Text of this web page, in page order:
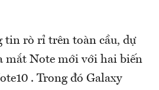
tin rò rỉ trên toàn cầu, dự
mắt Note mới với hai biến
. Trong đó Galaxy